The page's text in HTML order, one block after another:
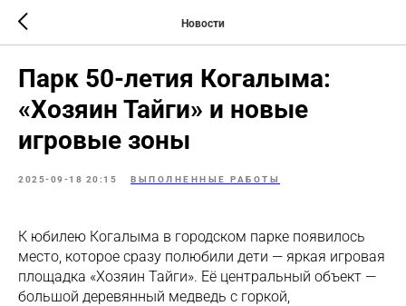
Новости
Парк 50-летия Когалыма:
«Хозяин Тайги» и новые
игровые зоны
2025-09-18 20:15 ВЫПОЛНЕННЫЕ РАБОТЫ
К юбилею Когалыма в городском парке появилось
место, которое сразу полюбили дети — яркая игровая
площадка «Хозяин Тайги». Её центральный объект —
большой деревянный медведь с горкой,